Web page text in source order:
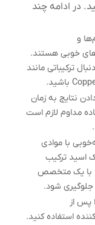
در ادامه چند
و
خوبی هستند.
ترکیباتی مانند
نتایج به زمان
12 هفته استفاده مداوم لازم است
با موادی
اسید ترکیب
با یک متخصص
شود.
پس از
استفاده کنید.